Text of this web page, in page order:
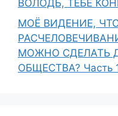
ВОЛОДЬ, ТЕБЕ
МОЁ ВИДЕНИЕ,
МОЖНО СДЕЛАТЬ
ОБЩЕСТВА? Часть